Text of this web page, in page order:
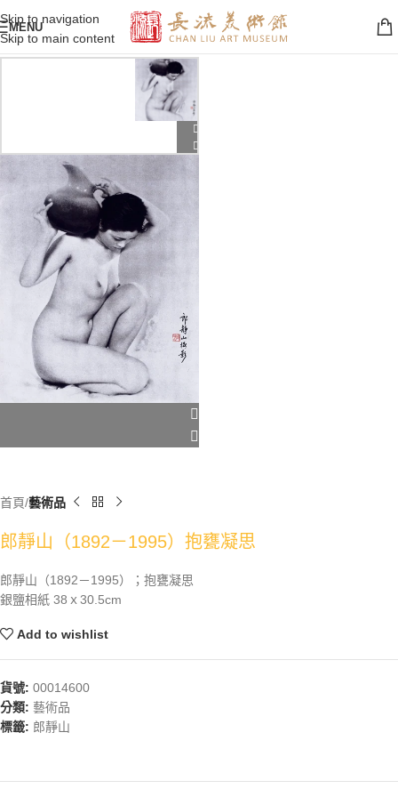
Skip to navigation
Skip to main content
MENU
首頁 藝術品
郎靜山（1892－1995）抱甕凝思
郎靜山（1892－1995）；抱甕凝思
銀鹽相紙 38ｘ30.5cm
Add to wishlist
貨號: 00014600
分類: 藝術品
標籤: 郎靜山